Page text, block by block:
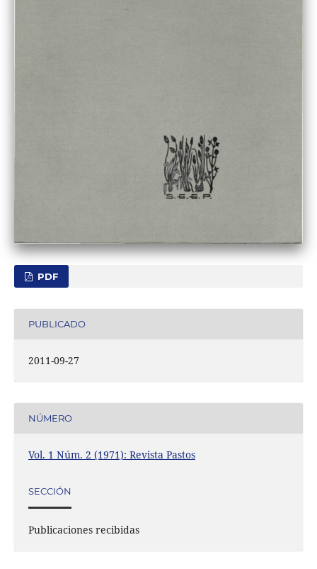
PDF
PUBLICADO
2011-09-27
NÚMERO
Vol. 1 Núm. 2 (1971): Revista Pastos
SECCIÓN
Publicaciones recibidas